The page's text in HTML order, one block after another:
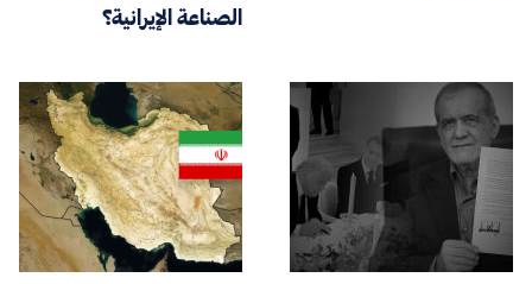
الصناعة الإيرانية؟